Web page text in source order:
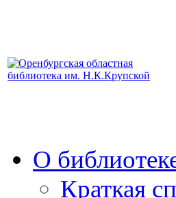
О
Краткая